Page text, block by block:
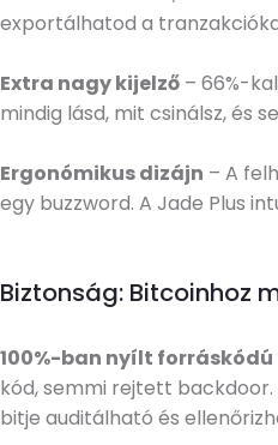
exportálhatod a
Extra nagy kijelző – 66%-
mindig lásd, mit csinálsz, és
Ergonómikus dizájn – A
egy buzzword. A Jade Plus
Biztonság: Bitcoinhoz
100%-ban nyílt
kód, semmi rejtett
bitje auditálható és